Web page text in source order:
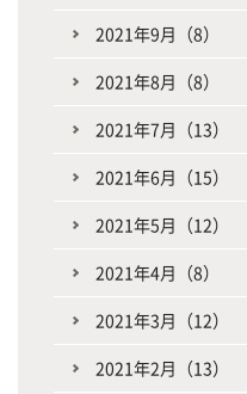
2021年9月（8）
2021年8月（8）
2021年7月（13）
2021年6月（15）
2021年5月（12）
2021年4月（8）
2021年3月（12）
2021年2月（13）